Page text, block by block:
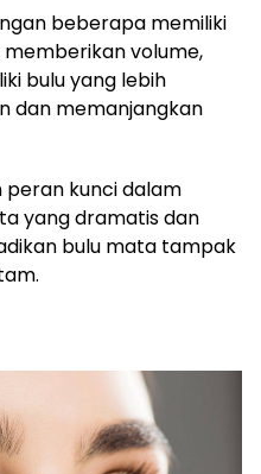
beberapa memiliki
volume,
bulu yang lebih
dan memanjangkan
kunci dalam
yang dramatis dan
bulu mata tampak